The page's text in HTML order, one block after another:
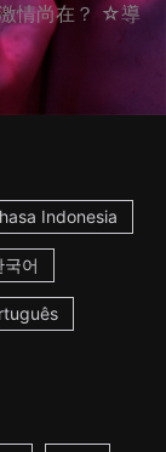
情尚在？ ☆導
Indonesia
국어